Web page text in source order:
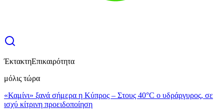
ΈκτακτηΕπικαιρότητα
μόλις τώρα
«Καμίνι» ξανά σήμερα η Κύπρος – Στους 40°C ο υδράργυρος, σε
ισχύ κίτρινη προειδοποίηση